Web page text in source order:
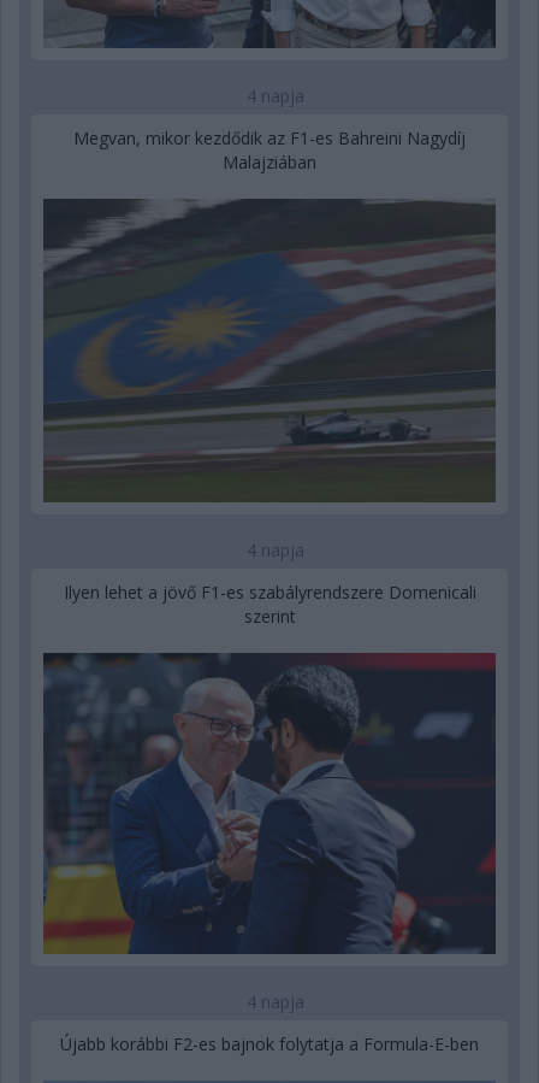
4 napja
Megvan, mikor kezdődik az F1-es Bahreini Nagydíj
Malajziában
4 napja
Ilyen lehet a jövő F1-es szabályrendszere Domenicali
szerint
4 napja
Újabb korábbi F2-es bajnok folytatja a Formula-E-ben